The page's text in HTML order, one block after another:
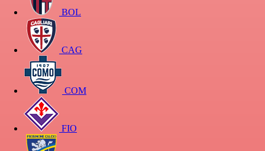
BOL
CAG
COM
FIO